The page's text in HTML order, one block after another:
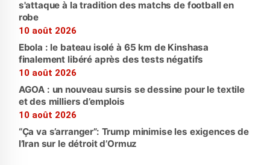
s'attaque à la tradition des matchs de football en
robe
10 août 2026
Ebola : le bateau isolé à 65 km de Kinshasa
finalement libéré après des tests négatifs
10 août 2026
AGOA : un nouveau sursis se dessine pour le textile
et des milliers d’emplois
10 août 2026
“Ça va s’arranger”: Trump minimise les exigences de
l’Iran sur le détroit d’Ormuz